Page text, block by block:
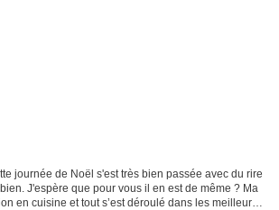
journée de Noël s'est très bien passée avec du rire
J'espère que pour vous il en est de même ? Ma
en cuisine et tout s’est déroulé dans les meilleures